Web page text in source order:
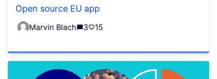
Open source EU app
Marvin Blach 3 15